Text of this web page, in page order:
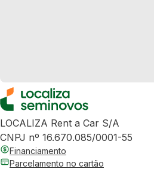
LOCALIZA Rent a Car S/A
CNPJ nº 16.670.085/0001-55
Financiamento
Parcelamento no cartão